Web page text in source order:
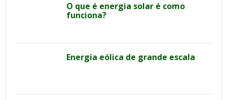
O que é energia solar é como
funciona?
Energia eólica de grande escala